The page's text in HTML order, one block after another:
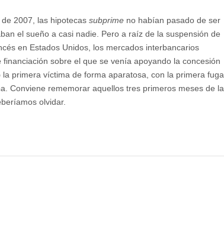
2007, las hipotecas subprime no habían pasado de ser
el sueño a casi nadie. Pero a raíz de la suspensión de
en Estados Unidos, los mercados interbancarios
sobre el que se venía apoyando la concesión
primera víctima de forma aparatosa, con la primera fuga
Conviene rememorar aquellos tres primeros meses de la
olvidar.